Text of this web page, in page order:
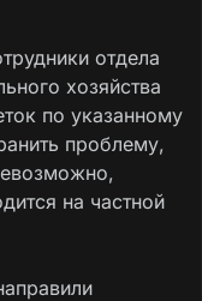
отдела
хозяйства
по указанному
проблему,
на частной